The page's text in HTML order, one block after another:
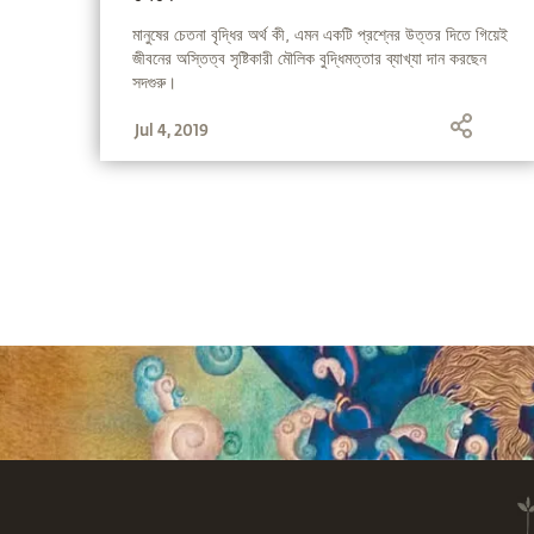
মানুষের চেতনা বৃদ্ধির অর্থ কী, এমন একটি প্রশ্নের উত্তর দিতে গিয়েই
জীবনের অস্তিত্ব সৃষ্টিকারী মৌলিক বুদ্ধিমত্তার ব্যাখ্যা দান করছেন
সদগুরু।
Jul 4, 2019